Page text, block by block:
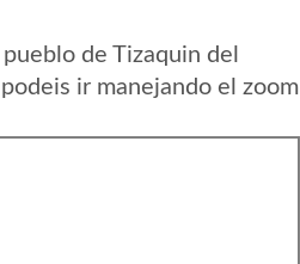
de Tizaquin del
ir manejando el zoom